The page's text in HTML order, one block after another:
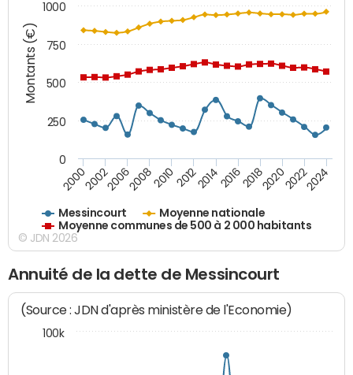
Montants (€)
Messincourt
Moyenne nationale
Moyenne communes de 500 à 2 000 habitants
200020022006200820102012201420162018202020222024
0
250
500
750
1000
© JDN 2026
Annuité de la dette de Messincourt
(Source : JDN d'après ministère de l'Economie)
100k